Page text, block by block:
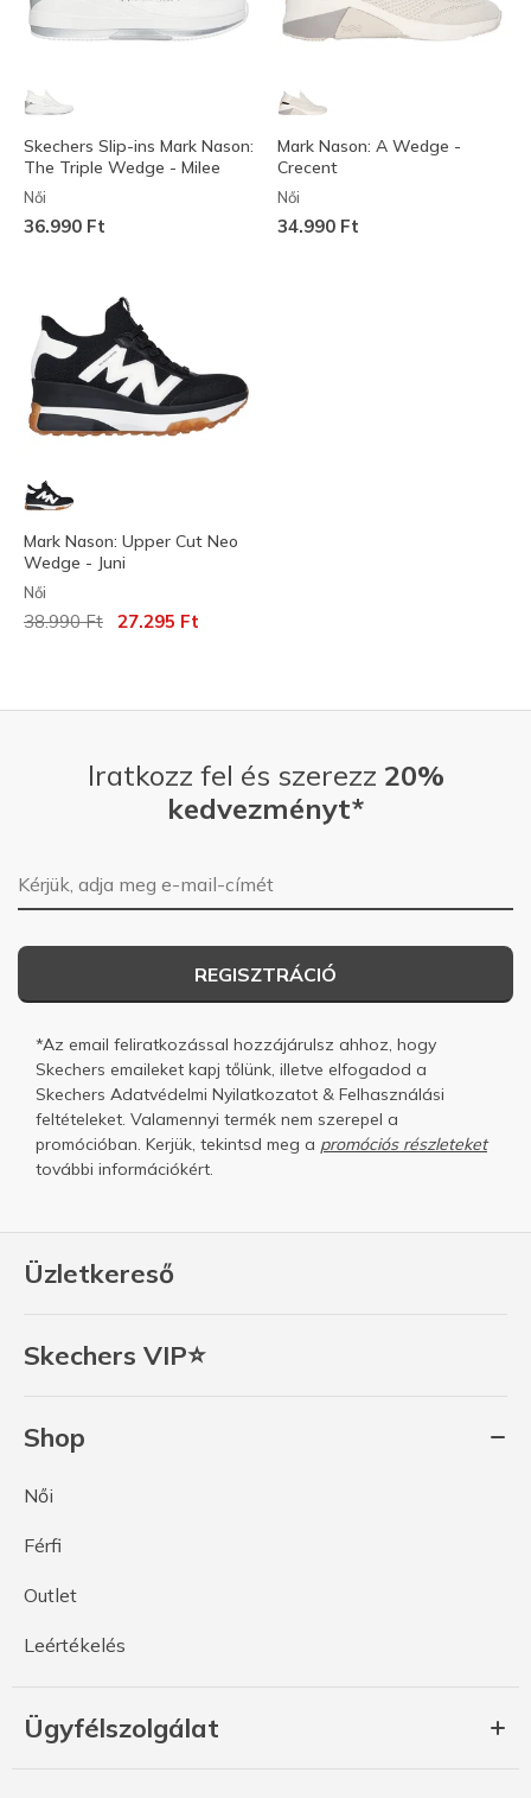
Skechers Slip-ins Mark Nason:
The Triple Wedge - Milee
Női
36.990 Ft
Mark Nason: A Wedge -
Crecent
Női
34.990 Ft
Mark Nason: Upper Cut Neo
Wedge - Juni
Női
Az ár a következőhöz képest csökkent:
38.990 Ft címzett:
27.295 Ft
Üzletkereső
Skechers VIP⭐
Shop
Női
Férfi
Outlet
Leértékelés
Ügyfélszolgálat
Iratkozz fel és szerezz 20%
kedvezményt*
E-mail-cím
REGISZTRÁCIÓ
*Az email feliratkozással hozzájárulsz ahhoz, hogy
Skechers emaileket kapj tőlünk, illetve elfogadod a
Skechers Adatvédelmi Nyilatkozatot & Felhasználási
feltételeket. Valamennyi termék nem szerepel a
promócióban. Kerjük, tekintsd meg a promóciós részleteket
további információkért.